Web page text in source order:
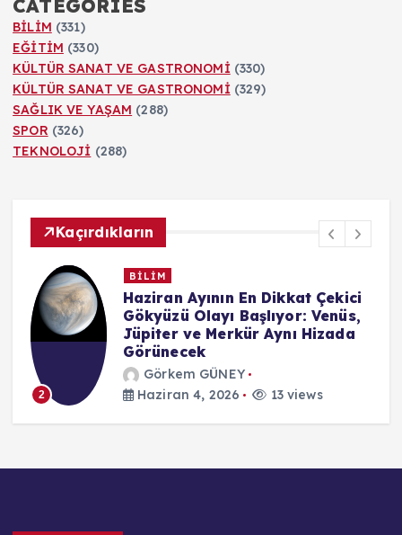
CATEGORIES
BİLİM (331)
EĞİTİM (330)
KÜLTÜR SANAT VE GASTRONOMİ (330)
KÜLTÜR SANAT VE GASTRONOMİ (329)
SAĞLIK VE YAŞAM (288)
SPOR (326)
TEKNOLOJİ (288)
Kaçırdıkların
2
BİLİM
Haziran Ayının En Dikkat Çekici
Gökyüzü Olayı Başlıyor: Venüs,
Jüpiter ve Merkür Aynı Hizada
Görünecek
Görkem GÜNEY
Haziran 4, 2026
13 views